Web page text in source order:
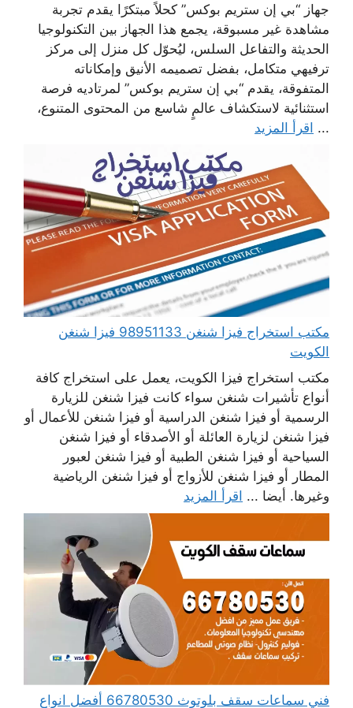
جهاز “بي إن ستريم بوكس” كحلاً مبتكرًا يقدم تجربة
مشاهدة غير مسبوقة، يجمع هذا الجهاز بين التكنولوجيا
الحديثة والتفاعل السلس، ليُحوّل كل منزل إلى مركز
ترفيهي متكامل، بفضل تصميمه الأنيق وإمكاناته
المتفوقة، يقدم “بي إن ستريم بوكس” لمرتاديه فرصة
استثنائية لاستكشاف عالمٍ شاسع من المحتوى المتنوع،
... اقرأ المزيد
مكتب استخراج فيزا شنغن 98951133 فيزا شنغن
الكويت
مكتب استخراج فيزا الكويت، يعمل على استخراج كافة
أنواع تأشيرات شنغن سواء كانت فيزا شنغن للزيارة
الرسمية أو فيزا شنغن الدراسية أو فيزا شنغن للأعمال أو
فيزا شنغن لزيارة العائلة أو الأصدقاء أو فيزا شنغن
السياحية أو فيزا شنغن الطبية أو فيزا شنغن لعبور
المطار أو فيزا شنغن للأزواج أو فيزا شنغن الرياضية
وغيرها. أيضا ... اقرأ المزيد
فني سماعات سقف بلوتوث 66780530 أفضل انواع